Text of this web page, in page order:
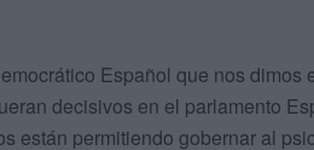
Español que nos
decisivos en el parlamento
están permitiendo gobernar al